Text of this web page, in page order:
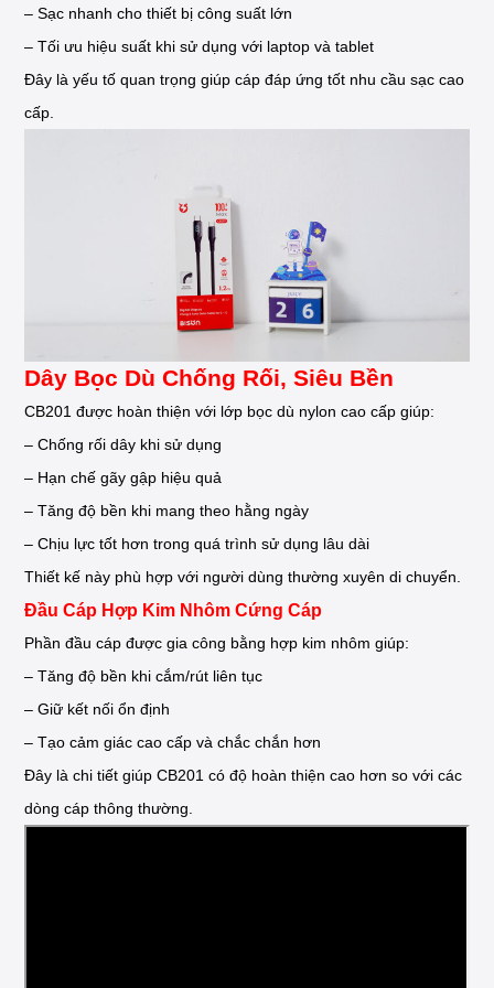
– Sạc nhanh cho thiết bị công suất lớn
– Tối ưu hiệu suất khi sử dụng với laptop và tablet
Đây là yếu tố quan trọng giúp cáp đáp ứng tốt nhu cầu sạc cao
cấp.
Dây Bọc Dù Chống Rối, Siêu Bền
CB201 được hoàn thiện với lớp bọc dù nylon cao cấp giúp:
– Chống rối dây khi sử dụng
– Hạn chế gãy gập hiệu quả
– Tăng độ bền khi mang theo hằng ngày
– Chịu lực tốt hơn trong quá trình sử dụng lâu dài
Thiết kế này phù hợp với người dùng thường xuyên di chuyển.
Đầu Cáp Hợp Kim Nhôm Cứng Cáp
Phần đầu cáp được gia công bằng hợp kim nhôm giúp:
– Tăng độ bền khi cắm/rút liên tục
– Giữ kết nối ổn định
– Tạo cảm giác cao cấp và chắc chắn hơn
Đây là chi tiết giúp CB201 có độ hoàn thiện cao hơn so với các
dòng cáp thông thường.